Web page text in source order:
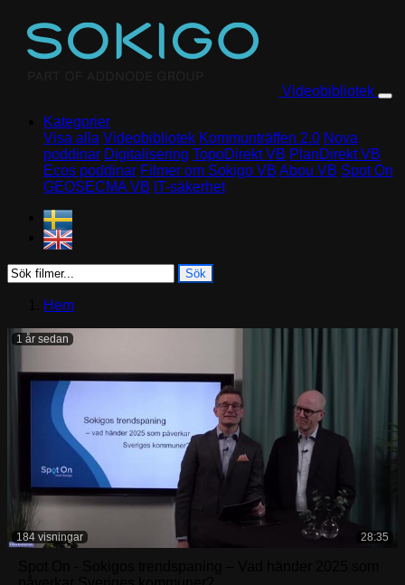
Videobibliotek
Kategorier
Visa alla Videobibliotek Kommunträffen 2.0 Nova
poddinar Digitalisering TopoDirekt VB PlanDirekt VB
Ecos poddinar Filmer om Sokigo VB Abou VB Spot On
GEOSECMA VB IT-säkerhet
Sök
Hem
28:35
184 visningar
1 år sedan